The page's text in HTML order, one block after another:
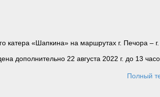
катера «Шапкина» на маршрутах г. Печора – г.
дополнительно 22 августа 2022 г. до 13
Полный